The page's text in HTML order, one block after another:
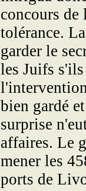
concours
tolérance.
garder le
les Juifs
bien gardé
surprise
affaires. Le
mener les
ports de